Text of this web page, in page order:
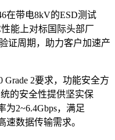
在带电8kV的ESD测试
能上对标国际头部厂
证周期，助力客户加速产
Grade 2要求，功能安全方
的安全性提供坚实保
为2~6.4Gbps，满足
数据传输需求。